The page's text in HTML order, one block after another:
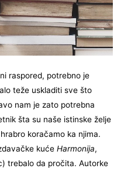
raspored, potrebno je
teže uskladiti sve što
nam je zato potrebna
šta su naše istinske želje
koračamo ka njima.
kućeHarmonija,
trebalo da pročita. Autorke